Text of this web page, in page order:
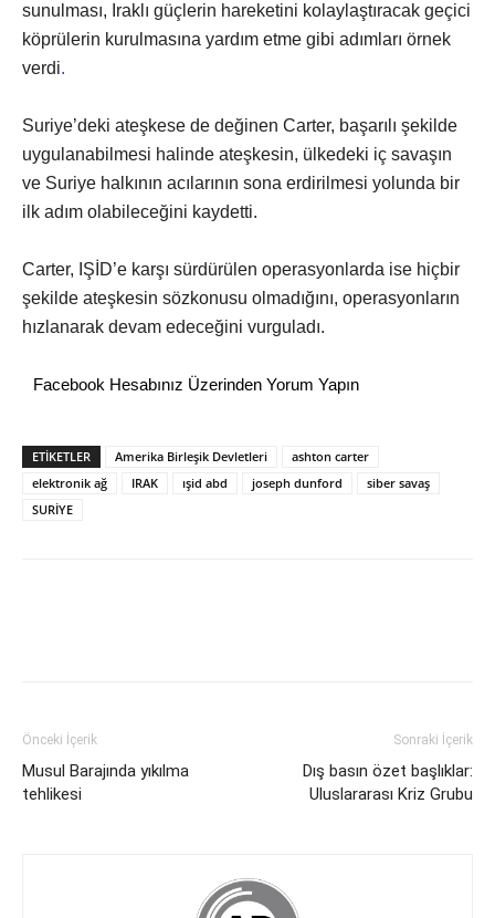
sunulması, Iraklı güçlerin hareketini kolaylaştıracak geçici
köprülerin kurulmasına yardım etme gibi adımları örnek
verdi.
Suriye’deki ateşkese de değinen Carter, başarılı şekilde
uygulanabilmesi halinde ateşkesin, ülkedeki iç savaşın
ve Suriye halkının acılarının sona erdirilmesi yolunda bir
ilk adım olabileceğini kaydetti.
Carter, IŞİD’e karşı sürdürülen operasyonlarda ise hiçbir
şekilde ateşkesin sözkonusu olmadığını, operasyonların
hızlanarak devam edeceğini vurguladı.
Facebook Hesabınız Üzerinden Yorum Yapın
ETİKETLER Amerika Birleşik Devletleri
ashton carter
elektronik ağ
IRAK ışid abd joseph dunford
siber savaş
SURİYE
Önceki İçerik
Musul Barajında yıkılma
tehlikesi
Sonraki İçerik
Dış basın özet başlıklar:
Uluslararası Kriz Grubu